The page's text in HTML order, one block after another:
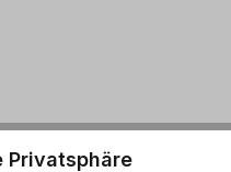
Privatsphäre